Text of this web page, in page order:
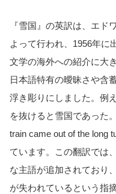
『雪国』の英訳は、エド
よって行われ、1956年に
文学の海外への紹介に大
日本語特有の曖昧さや含
浮き彫りにしました。例
を抜けると雪国であった
train came out of the long
ています。この翻訳では
な主語が追加されており
が失われているという指